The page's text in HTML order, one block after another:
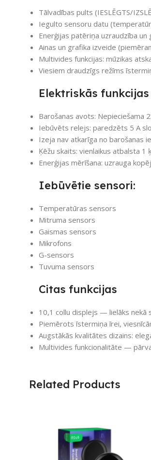
Tālvadības pults (IESLĒGTS/
Iegulto sensoru datu
Enerģijas patēriņa uzraudzība
Ainas un grafika izveide
Multivides funkcijas: mūzikas
Viesiem draudzīgs režīms
Elektriskās funkcijas
Barošanas avots: Nepieciešama
Iebūvēts relejs: paredzēts 5 A
Izeja nav atkarīga no barošanas
Ķēžu skaits: vienlaikus atbalsta 1
Enerģijas mērīšana: uzrauga
Iebūvētie sensori:
Temperatūras sensors
Mitruma sensors
Gaismas sensors
Mikrofons
G-sensors
Tuvuma sensors
Citas funkcijas
10,1 collu displejs — lielāks nekā
Piemērots īstermiņa īrei,
Augstākās kvalitātes dizains:
Multivides funkcionalitāte —
Related Products